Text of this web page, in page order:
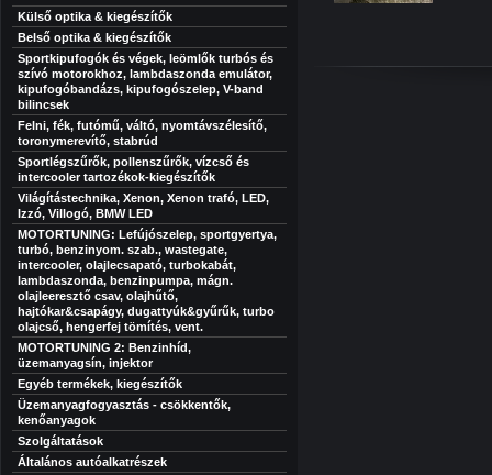
Külső optika & kiegészítők
Belső optika & kiegészítők
Sportkipufogók és végek, leömlők turbós és
szívó motorokhoz, lambdaszonda emulátor,
kipufogóbandázs, kipufogószelep, V-band
bilincsek
Felni, fék, futómű, váltó, nyomtávszélesítő,
toronymerevítő, stabrúd
Sportlégszűrők, pollenszűrők, vízcső és
intercooler tartozékok-kiegészítők
Világítástechnika, Xenon, Xenon trafó, LED,
Izzó, Villogó, BMW LED
MOTORTUNING: Lefújószelep, sportgyertya,
turbó, benzinyom. szab., wastegate,
intercooler, olajlecsapató, turbokabát,
lambdaszonda, benzinpumpa, mágn.
olajleeresztő csav, olajhűtő,
hajtókar&csapágy, dugattyúk&gyűrűk, turbo
olajcső, hengerfej tömítés, vent.
MOTORTUNING 2: Benzinhíd,
üzemanyagsín, injektor
Egyéb termékek, kiegészítők
Üzemanyagfogyasztás - csökkentők,
kenőanyagok
Szolgáltatások
Általános autóalkatrészek